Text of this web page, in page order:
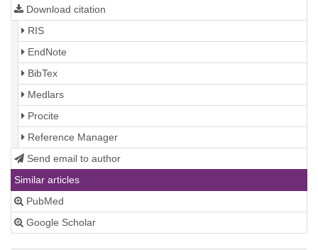
Download citation
RIS
EndNote
BibTex
Medlars
Procite
Reference Manager
Send email to author
Similar articles
PubMed
Google Scholar